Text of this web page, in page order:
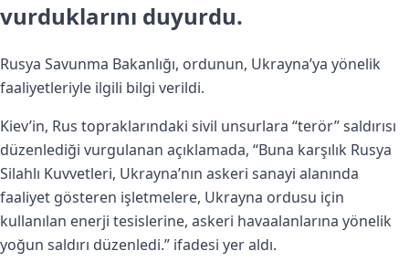
vurduklarını duyurdu.
Rusya Savunma Bakanlığı, ordunun, Ukrayna’ya yönelik
faaliyetleriyle ilgili bilgi verildi.
Kiev’in, Rus topraklarındaki sivil unsurlara “terör” saldırısı
düzenlediği vurgulanan açıklamada, “Buna karşılık Rusya
Silahlı Kuvvetleri, Ukrayna’nın askeri sanayi alanında
faaliyet gösteren işletmelere, Ukrayna ordusu için
kullanılan enerji tesislerine, askeri havaalanlarına yönelik
yoğun saldırı düzenledi.” ifadesi yer aldı.